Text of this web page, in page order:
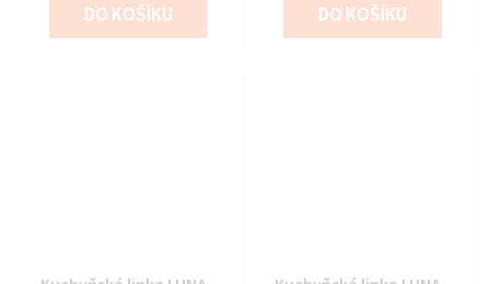
DO KOŠÍKU DO KOŠÍKU